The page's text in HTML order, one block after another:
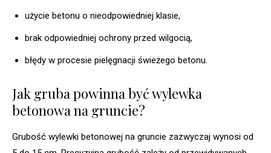
użycie betonu o nieodpowiedniej klasie,
brak odpowiedniej ochrony przed wilgocią,
błędy w procesie pielęgnacji świeżego betonu.
Jak gruba powinna być wylewka
betonowa na gruncie?
Grubość wylewki betonowej na gruncie zazwyczaj wynosi od